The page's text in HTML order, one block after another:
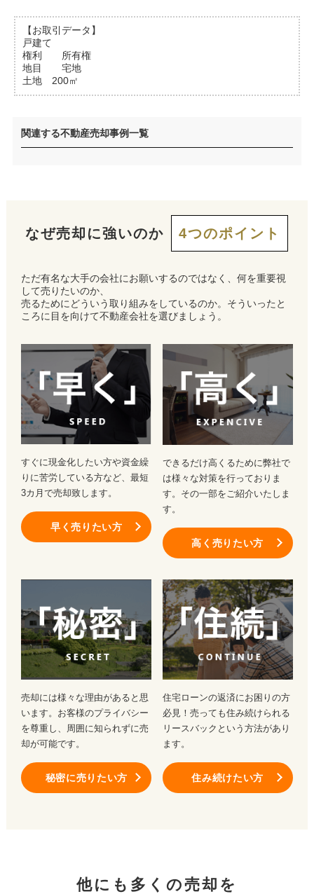
【お取引データ】
戸建て
権利 所有権
地目 宅地
土地 200㎡
関連する不動産売却事例一覧
なぜ売却に強いのか 4つのポイント
ただ有名な大手の会社にお願いするのではなく、何を重要視
して売りたいのか、
売るためにどういう取り組みをしているのか。そういったと
ころに目を向けて不動産会社を選びましょう。
すぐに現金化したい方や資金繰
りに苦労している方など、最短
3カ月で売却致します。
早く売りたい方
できるだけ高くるために弊社で
は様々な対策を行っておりま
す。その一部をご紹介いたしま
す。
高く売りたい方
売却には様々な理由があると思
います。お客様のプライバシー
を尊重し、周囲に知られずに売
却が可能です。
秘密に売りたい方
住宅ローンの返済にお困りの方
必見！売っても住み続けられる
リースバックという方法があり
ます。
住み続けたい方
他にも多くの売却を